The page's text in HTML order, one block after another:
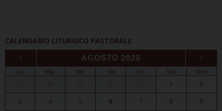
CALENDARIO LITURGICO PASTORALE
‹ AGOSTO 2026 ›
Lun Mar Mer Gio Ven Sab Dom
1 2
3 4 5 6 7 8 9